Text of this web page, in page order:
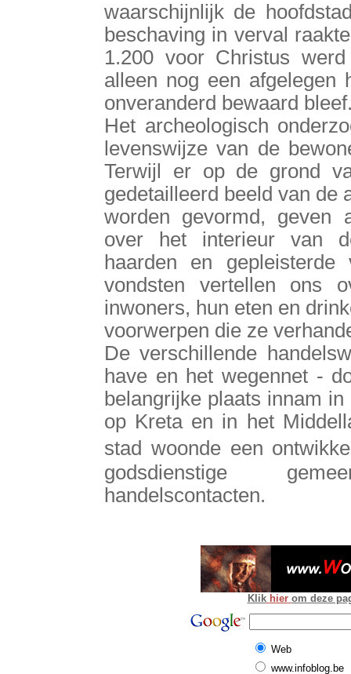
waarschijnlijk de
beschaving in verval
1.200 voor Christus
alleen nog een afgelegen
onveranderd bewaard
Het archeologisch
levenswijze van de
Terwijl er op de grond
gedetailleerd beeld van de
worden gevormd, geven
over het interieur van
haarden en
vondsten vertellen ons
inwoners, hun eten en
voorwerpen die ze
De verschillende
have en het wegennet -
belangrijke plaats innam
op Kreta en in het
stad woonde een
godsdienstige
handelscontacten.
Klik hier om deze
Web
www.infoblog.be